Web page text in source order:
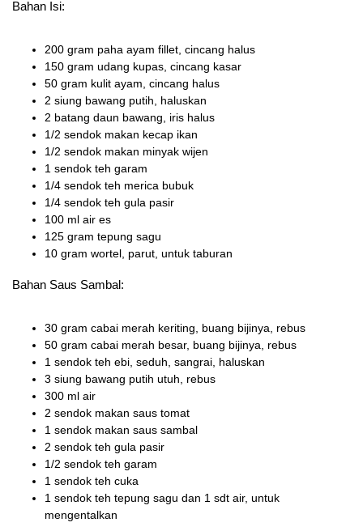
Bahan Isi:
200 gram paha ayam fillet, cincang halus
150 gram udang kupas, cincang kasar
50 gram kulit ayam, cincang halus
2 siung bawang putih, haluskan
2 batang daun bawang, iris halus
1/2 sendok makan kecap ikan
1/2 sendok makan minyak wijen
1 sendok teh garam
1/4 sendok teh merica bubuk
1/4 sendok teh gula pasir
100 ml air es
125 gram tepung sagu
10 gram wortel, parut, untuk taburan
Bahan Saus Sambal:
30 gram cabai merah keriting, buang bijinya, rebus
50 gram cabai merah besar, buang bijinya, rebus
1 sendok teh ebi, seduh, sangrai, haluskan
3 siung bawang putih utuh, rebus
300 ml air
2 sendok makan saus tomat
1 sendok makan saus sambal
2 sendok teh gula pasir
1/2 sendok teh garam
1 sendok teh cuka
1 sendok teh tepung sagu dan 1 sdt air, untuk
mengentalkan